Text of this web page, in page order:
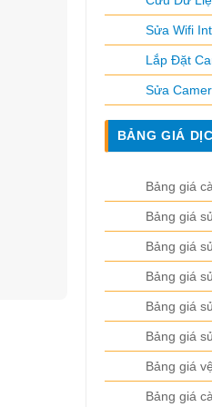
Sửa Wifi
Lắp Đặt
Sửa
BẢNG GIÁ
Bảng giá
Bảng giá
Bảng giá
Bảng giá
Bảng giá
Bảng giá
Bảng giá
Bảng giá